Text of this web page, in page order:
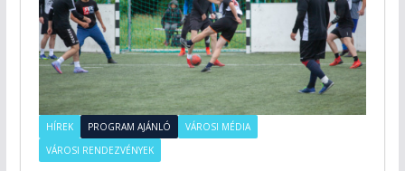
HÍREK PROGRAM AJÁNLÓ
VÁROSI MÉDIA
VÁROSI RENDEZVÉNYEK